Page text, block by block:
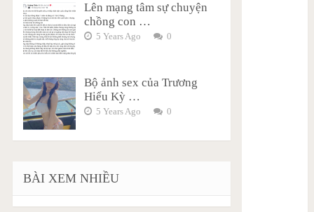
Lên mạng tâm sự chuyện
chồng con …
5 Years Ago 0
Bộ ảnh sex của Trương
Hiểu Kỳ …
5 Years Ago 0
BÀI XEM NHIỀU